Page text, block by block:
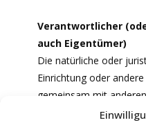
Verantwortlicher
auch Eigentümer)
Die natürliche oder
Einrichtung oder
gemeinsam mit
der Verarbeitung